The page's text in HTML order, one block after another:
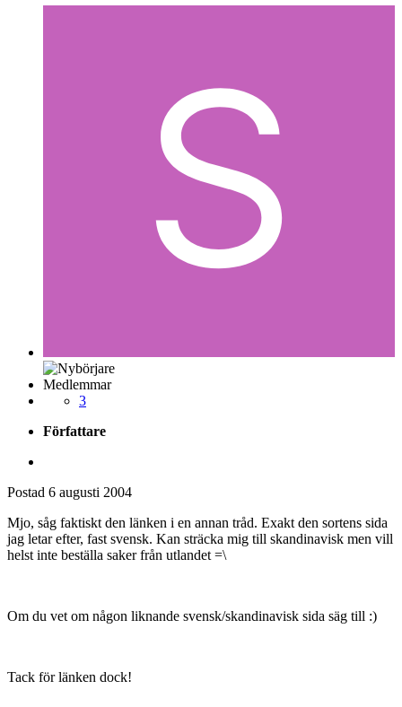
Medlemmar
3
Författare
Postad 6 augusti 2004
Mjo, såg faktiskt den länken i en annan tråd. Exakt den sortens sida
jag letar efter, fast svensk. Kan sträcka mig till skandinavisk men vill
helst inte beställa saker från utlandet =\
Om du vet om någon liknande svensk/skandinavisk sida säg till :)
Tack för länken dock!